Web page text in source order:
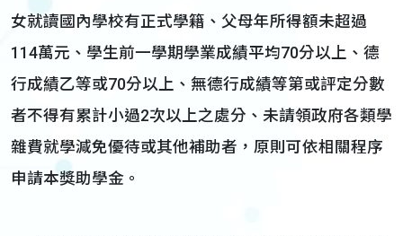
女就讀國內學校有正式學籍、父母年所得額未超過
114萬元、學生前一學期學業成績平均70分以上、德
行成績乙等或70分以上、無德行成績等第或評定分數
者不得有累計小過2次以上之處分、未請領政府各類學
雜費就學減免優待或其他補助者，原則可依相關程序
申請本獎助學金。